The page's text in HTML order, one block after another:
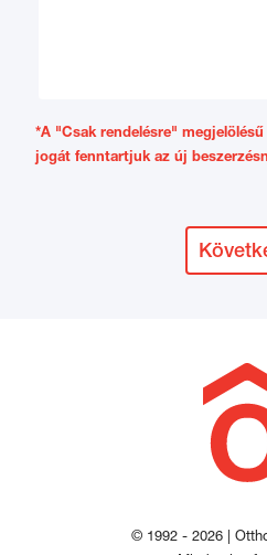
*A "Csak rendelésre"
jogát fenntartjuk az új
© 1992 - 2026 |